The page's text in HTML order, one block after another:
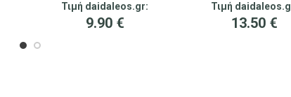
Τιμή daidaleos.gr:
9.90 €
Τιμή
13.50 €